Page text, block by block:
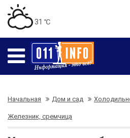
31 ℃
Начальная Дом и сад
Железник, сремчица